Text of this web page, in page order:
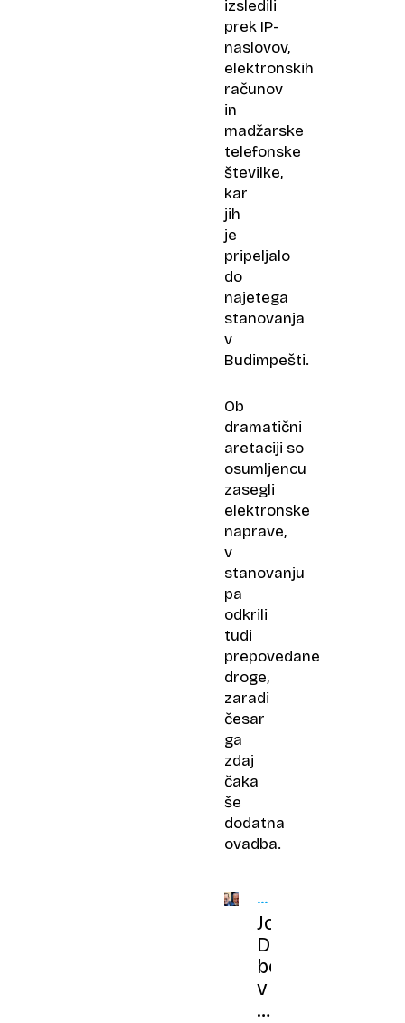
izsledili
prek IP-
naslovov,
elektronskih
računov
in
madžarske
telefonske
številke,
kar
jih
je
pripeljalo
do
najetega
stanovanja
v
Budimpešti.
Ob
dramatični
aretaciji so
osumljencu
zasegli
elektronske
naprave,
v
stanovanju
pa
odkrili
tudi
prepovedane
droge,
zaradi
česar
ga
zdaj
čaka
še
dodatna
ovadba.
FILMSKA
NAPOVED
/
THE
CARNIVAL
AT
THE
Johnny
Depp
bo
v
novem